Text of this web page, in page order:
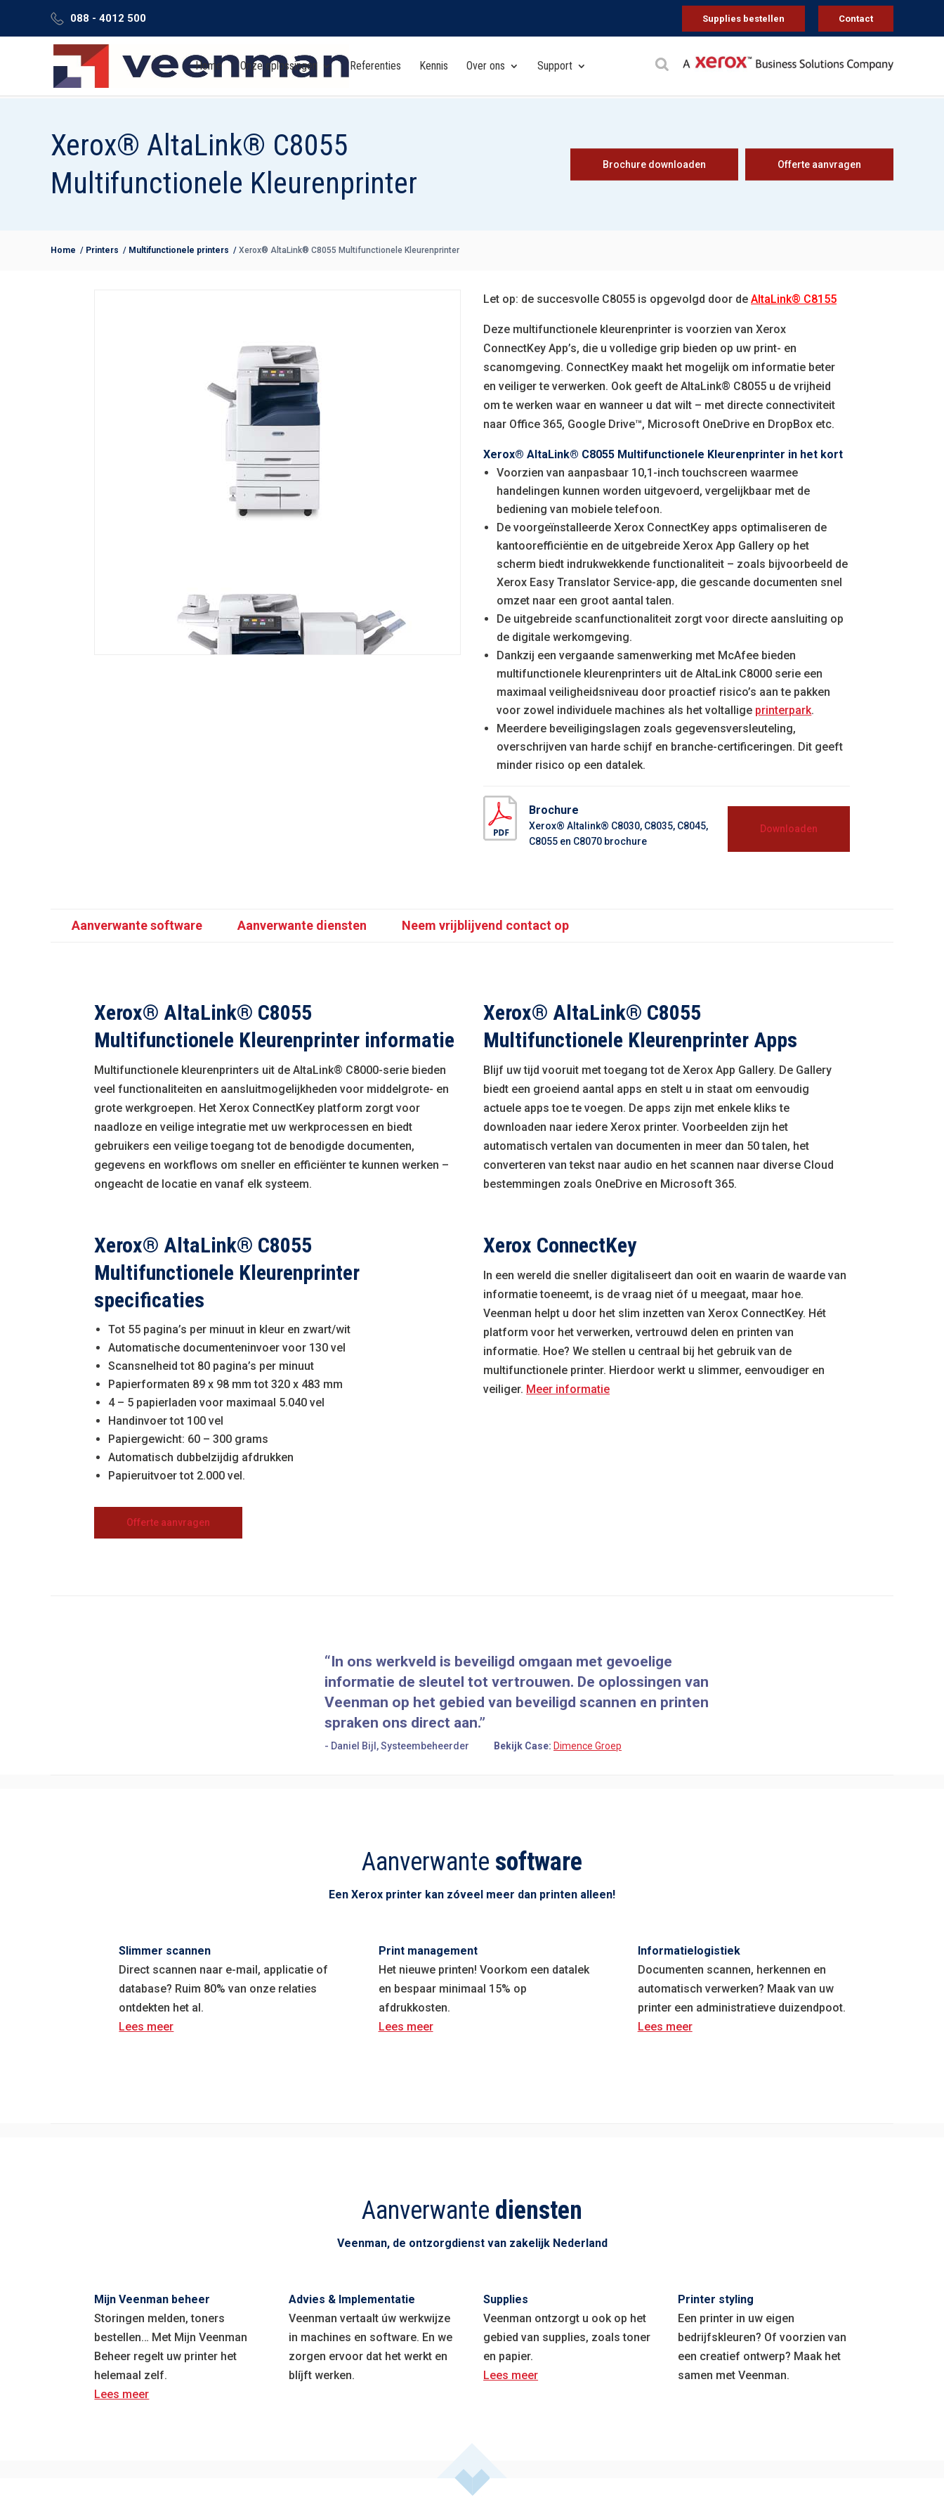
088 - 4012 500 Supplies bestellen Contact
Home Onze oplossingen Referenties Kennis Over ons Support
Xerox® AltaLink® C8055
Multifunctionele Kleurenprinter
Brochure downloaden Offerte aanvragen
Home / Printers / Multifunctionele printers / Xerox® AltaLink® C8055 Multifunctionele Kleurenprinter
Let op: de succesvolle C8055 is opgevolgd door deAltaLink® C8155
Deze multifunctionele kleurenprinter is voorzien van Xerox
ConnectKey App’s, die u volledige grip bieden op uw print- en
scanomgeving. ConnectKey maakt het mogelijk om informatie beter
en veiliger te verwerken. Ook geeft de AltaLink® C8055 u de vrijheid
om te werken waar en wanneer u dat wilt – met directe connectiviteit
naar Office 365, Google Drive™, Microsoft OneDrive en DropBox etc.
Xerox® AltaLink® C8055 Multifunctionele Kleurenprinter in het kort
Voorzien van aanpasbaar 10,1-inch touchscreen waarmee
handelingen kunnen worden uitgevoerd, vergelijkbaar met de
bediening van mobiele telefoon.
De voorgeïnstalleerde Xerox ConnectKey apps optimaliseren de
kantoorefficiëntie en de uitgebreide Xerox App Gallery op het
scherm biedt indrukwekkende functionaliteit – zoals bijvoorbeeld de
Xerox Easy Translator Service-app, die gescande documenten snel
omzet naar een groot aantal talen.
De uitgebreide scanfunctionaliteit zorgt voor directe aansluiting op
de digitale werkomgeving.
Dankzij een vergaande samenwerking met McAfee bieden
multifunctionele kleurenprinters uit de AltaLink C8000 serie een
maximaal veiligheidsniveau door proactief risico’s aan te pakken
voor zowel individuele machines als het voltallige printerpark.
Meerdere beveiligingslagen zoals gegevensversleuteling,
overschrijven van harde schijf en branche-certificeringen. Dit geeft
minder risico op een datalek.
Brochure
Xerox® Altalink® C8030, C8035, C8045,
C8055 en C8070 brochure
Downloaden
Aanverwante software Aanverwante diensten Neem vrijblijvend contact op
Xerox® AltaLink® C8055
Multifunctionele Kleurenprinter informatie
Multifunctionele kleurenprinters uit de AltaLink® C8000-serie bieden
veel functionaliteiten en aansluitmogelijkheden voor middelgrote- en
grote werkgroepen. Het Xerox ConnectKey platform zorgt voor
naadloze en veilige integratie met uw werkprocessen en biedt
gebruikers een veilige toegang tot de benodigde documenten,
gegevens en workflows om sneller en efficiënter te kunnen werken –
ongeacht de locatie en vanaf elk systeem.
Xerox® AltaLink® C8055
Multifunctionele Kleurenprinter Apps
Blijf uw tijd vooruit met toegang tot de Xerox App Gallery. De Gallery
biedt een groeiend aantal apps en stelt u in staat om eenvoudig
actuele apps toe te voegen. De apps zijn met enkele kliks te
downloaden naar iedere Xerox printer. Voorbeelden zijn het
automatisch vertalen van documenten in meer dan 50 talen, het
converteren van tekst naar audio en het scannen naar diverse Cloud
bestemmingen zoals OneDrive en Microsoft 365.
Xerox® AltaLink® C8055
Multifunctionele Kleurenprinter
specificaties
Tot 55 pagina’s per minuut in kleur en zwart/wit
Automatische documenteninvoer voor 130 vel
Scansnelheid tot 80 pagina’s per minuut
Papierformaten 89 x 98 mm tot 320 x 483 mm
4 – 5 papierladen voor maximaal 5.040 vel
Handinvoer tot 100 vel
Papiergewicht: 60 – 300 grams
Automatisch dubbelzijdig afdrukken
Papieruitvoer tot 2.000 vel.
Offerte aanvragen
Xerox ConnectKey
In een wereld die sneller digitaliseert dan ooit en waarin de waarde van
informatie toeneemt, is de vraag niet óf u meegaat, maar hoe.
Veenman helpt u door het slim inzetten van Xerox ConnectKey. Hét
platform voor het verwerken, vertrouwd delen en printen van
informatie. Hoe? We stellen u centraal bij het gebruik van de
multifunctionele printer. Hierdoor werkt u slimmer, eenvoudiger en
veiliger. Meer informatie
In ons werkveld is beveiligd omgaan met gevoelige
informatie de sleutel tot vertrouwen. De oplossingen van
Veenman op het gebied van beveiligd scannen en printen
spraken ons direct aan.
- Daniel Bijl, Systeembeheerder Bekijk Case: Dimence Groep
Aanverwante software
Een Xerox printer kan zóveel meer dan printen alleen!
Slimmer scannen
Direct scannen naar e-mail, applicatie of
database? Ruim 80% van onze relaties
ontdekten het al.
Lees meer
Print management
Het nieuwe printen! Voorkom een datalek
en bespaar minimaal 15% op
afdrukkosten.
Lees meer
Informatielogistiek
Documenten scannen, herkennen en
automatisch verwerken? Maak van uw
printer een administratieve duizendpoot.
Lees meer
Aanverwante diensten
Veenman, de ontzorgdienst van zakelijk Nederland
Mijn Veenman beheer
Storingen melden, toners
bestellen… Met Mijn Veenman
Beheer regelt uw printer het
helemaal zelf.
Lees meer
Advies & Implementatie
Veenman vertaalt úw werkwijze
in machines en software. En we
zorgen ervoor dat het werkt en
blíjft werken.
Supplies
Veenman ontzorgt u ook op het
gebied van supplies, zoals toner
en papier.
Lees meer
Printer styling
Een printer in uw eigen
bedrijfskleuren? Of voorzien van
een creatief ontwerp? Maak het
samen met Veenman.